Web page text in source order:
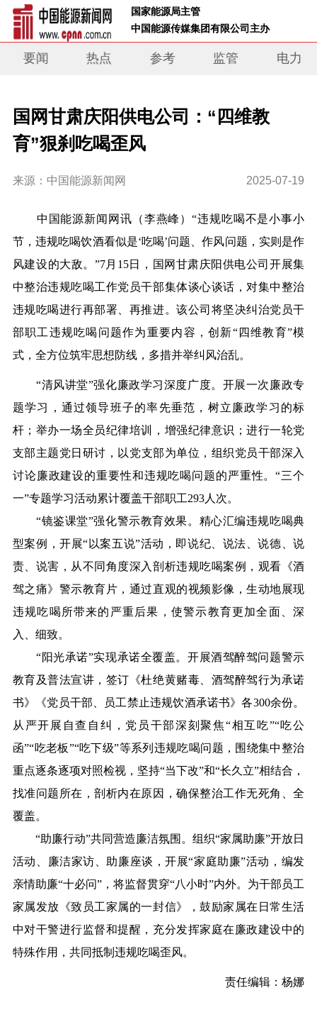
国家能源局主管
中国能源传媒集团有限公司主办
要闻 热点 参考 监管 电力
国网甘肃庆阳供电公司：“四维教
育”狠刹吃喝歪风
来源：中国能源新闻网 2025-07-19
中国能源新闻网讯 （李燕峰）“违规吃喝不是小事小
节，违规吃喝饮酒看似是‘吃喝’问题、作风问题，实则是作
风建设的大敌。”7月15日，国网甘肃庆阳供电公司开展集
中整治违规吃喝工作党员干部集体谈心谈话，对集中整治
违规吃喝进行再部署、再推进。该公司将坚决纠治党员干
部职工违规吃喝问题作为重要内容，创新“四维教育”模
式，全方位筑牢思想防线，多措并举纠风治乱。
“清风讲堂”强化廉政学习深度广度。开展一次廉政专
题学习，通过领导班子的率先垂范，树立廉政学习的标
杆；举办一场全员纪律培训，增强纪律意识；进行一轮党
支部主题党日研讨，以 党支部为单位，组织党员干部深入
讨论廉政建设的重要性和违规吃喝问题的严重性。“三个
一”专题学习活动累计覆盖干部职工293人次。
“镜鉴课堂”强化警示教育效果。精心汇编违规吃喝典
型案例，开展“以案五说”活动，即说纪、说法、说德、说
责、说害，从不同角度深入剖析违规吃喝案例，观看《酒
驾之痛》警示教育片，通过直观的视频影像，生动地展现
违规吃喝所带来的严重后果，使警示教育更加全面、深
入、细致。
“阳光承诺”实现承诺全覆盖。开展酒驾醉驾问题警示
教育及普法宣讲，签订《杜绝黄赌毒、酒驾醉驾行为承诺
书》《党员干部、员工禁止违规饮酒承诺书》各300余份。
从严开展自查自纠，党员干部深刻聚焦“相互吃”“吃公
函”“吃老板”“吃下级”等系列违规吃喝问题，围绕集中整治
重点逐条逐项对照检视，坚持“当下改”和“长久立”相结合，
找准问题所在，剖析内在原因，确保整治工作无死角、全
覆盖。
“助廉行动”共同营造廉洁氛围。组织“家属助廉”开放日
活动、廉洁家访、助廉座谈，开展“家庭助廉”活动，编发
亲情助廉“十必问”，将监督贯穿“八小时”内外。为干部员工
家属发放《致员工家属的一封信》，鼓励家属在日常生活
中对干警进行监督和提醒，充分发挥家庭在廉政建设中的
特殊作用，共同抵制违规吃喝歪风。
责任编辑：杨娜